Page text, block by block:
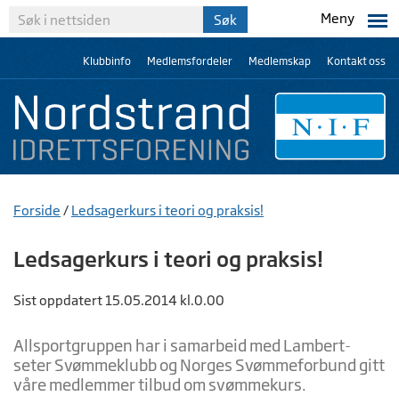
Meny
Klubbinfo Medlemsfordeler Medlemskap Kontakt oss
Forside / Ledsagerkurs i teori og praksis!
Ledsagerkurs i teori og praksis!
Sist oppdatert 15.05.2014 kl.0.00
Allsportgruppen har i samarbeid med Lambert-
seter Svømmeklubb og Norges Svømmeforbund gitt
våre medlemmer tilbud om svømmekurs.